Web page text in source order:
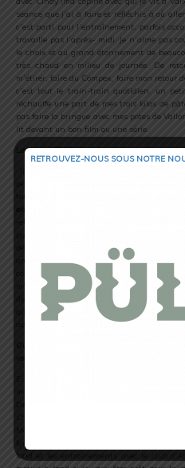
séance que j’ai à faire et réfléchis à où
c’est parti pour l’entraînement, parfois
travaille pas l’après- midi. Je n’aime pas
le choix et au grand étonnement de
très chaud en milieu de journée. De
m’étirer, faire du Compex, faire mon retour
c’est tout le train-train quotidien, un
réchauffe une part de mes trois kilos de
pas faire la bringue avec mes potes de
lit devant un bon film ou une série.
La saison 2012 étant terminée, quelle
des Sangliers. Le week-end énorme à
ambiance de feu et des coéquipiers
cette année. J’ai beaucoup apprécié
m’accompagner, m’encourager et me
devais choisir le meilleur souvenir, ce
quand je suis annoncé comme le premier
applaudit, vraiment un très bon moment.
Quel est ton premier objectif pour
vous commencé à réfléchir à ton prochain
Martigny car il y a quand même un paquet
fond est quand même très difficile à
fond et les entraînements avec le club
RETROUVEZ-NOUS SOUS NOTRE